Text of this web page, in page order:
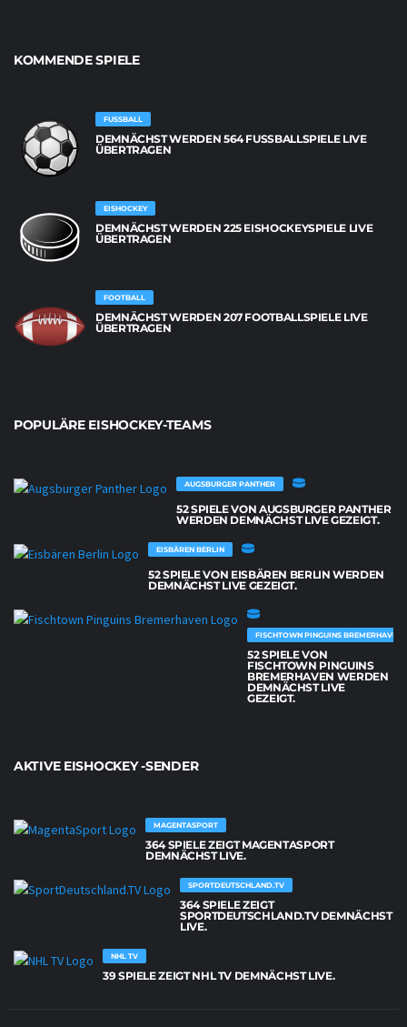
KOMMENDE SPIELE
FUSSBALL
DEMNÄCHST WERDEN 564 FUSSBALLSPIELE LIVE Ü
BERTRAGEN
EISHOCKEY
DEMNÄCHST WERDEN 225 EISHOCKEYSPIELE LIVE
ÜBERTRAGEN
FOOTBALL
DEMNÄCHST WERDEN 207 FOOTBALLSPIELE LIVE
ÜBERTRAGEN
POPULÄRE EISHOCKEY-TEAMS
AUGSBURGER PANTHER
52 SPIELE VON AUGSBURGER PANTHER
WERDEN DEMNÄCHST LIVE GEZEIGT.
EISBÄREN BERLIN
52 SPIELE VON EISBÄREN BERLIN WERDEN
DEMNÄCHST LIVE GEZEIGT.
FISCHTOWN PINGUINS BREMERHAVEN
52 SPIELE VON
FISCHTOWN PINGUINS
BREMERHAVEN WERDEN
DEMNÄCHST LIVE
GEZEIGT.
AKTIVE EISHOCKEY -SENDER
MAGENTASPORT
364 SPIELE ZEIGT MAGENTASPORT
DEMNÄCHST LIVE.
SPORTDEUTSCHLAND.TV
364 SPIELE ZEIGT
SPORTDEUTSCHLAND.TV DEMNÄCHST
LIVE.
NHL TV
39 SPIELE ZEIGT NHL TV DEMNÄCHST LIVE.